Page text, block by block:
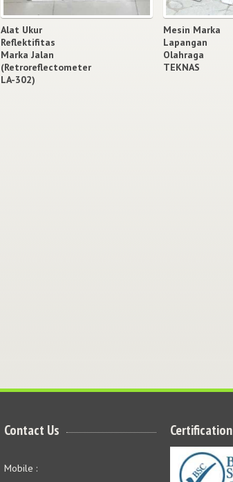
Alat Ukur
Reflektifitas
Marka Jalan
(Retroreflectometer
LA-302)
Mesin Marka
Lapangan
Olahraga
TEKNAS
Contact Us
Mobile :
Certification